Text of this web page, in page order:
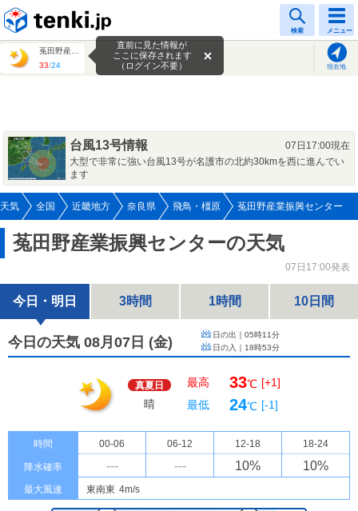
検索 メニュー
33/24 現在地
直前に見た情報が
ここに保存されます
（ログイン不要）
台風13号情報
07日17:00現在
大型で非常に強い台風13号が名護市の北約30kmを西に進んでい
ます
気 全国 近畿地方 奈良県 飛鳥・橿原 菟田野産業振興センター
菟田野産業振興センターの天気
07日17:00発表
今日・明日 3時間 1時間 10日間
今日の天気 08月07日 (金) 日の出｜ 05時11分
日の入｜ 18時53分
真夏日
晴
最高 33℃ [+1]
最低
24℃ [-1]
時間 00-06 06-12 12-18 18-24
降水確率 --- --- 10% 10%
最大風速 東南東 4m/s